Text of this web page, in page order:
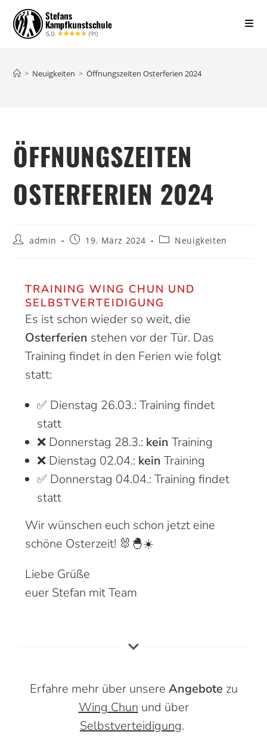
> Neuigkeiten > Öffnungszeiten Osterferien 2024
ÖFFNUNGSZEITEN
OSTERFERIEN 2024
admin 19. März 2024 Neuigkeiten
TRAINING WING CHUN UND
SELBSTVERTEIDIGUNG
Es ist schon wieder so weit, die
Osterferien stehen vor der Tür. Das
Training findet in den Ferien wie folgt
statt:
✅ Dienstag 26.03.: Training findet
statt
❌ Donnerstag 28.3.: kein Training
❌ Dienstag 02.04.: kein Training
✅ Donnerstag 04.04.: Training findet
statt
Wir wünschen euch schon jetzt eine
schöne Osterzeit! 🐰🐣☀️
Liebe Grüße
euer Stefan mit Team
Erfahre mehr über unsere Angebote zu
Wing Chun und über
Selbstverteidigung.